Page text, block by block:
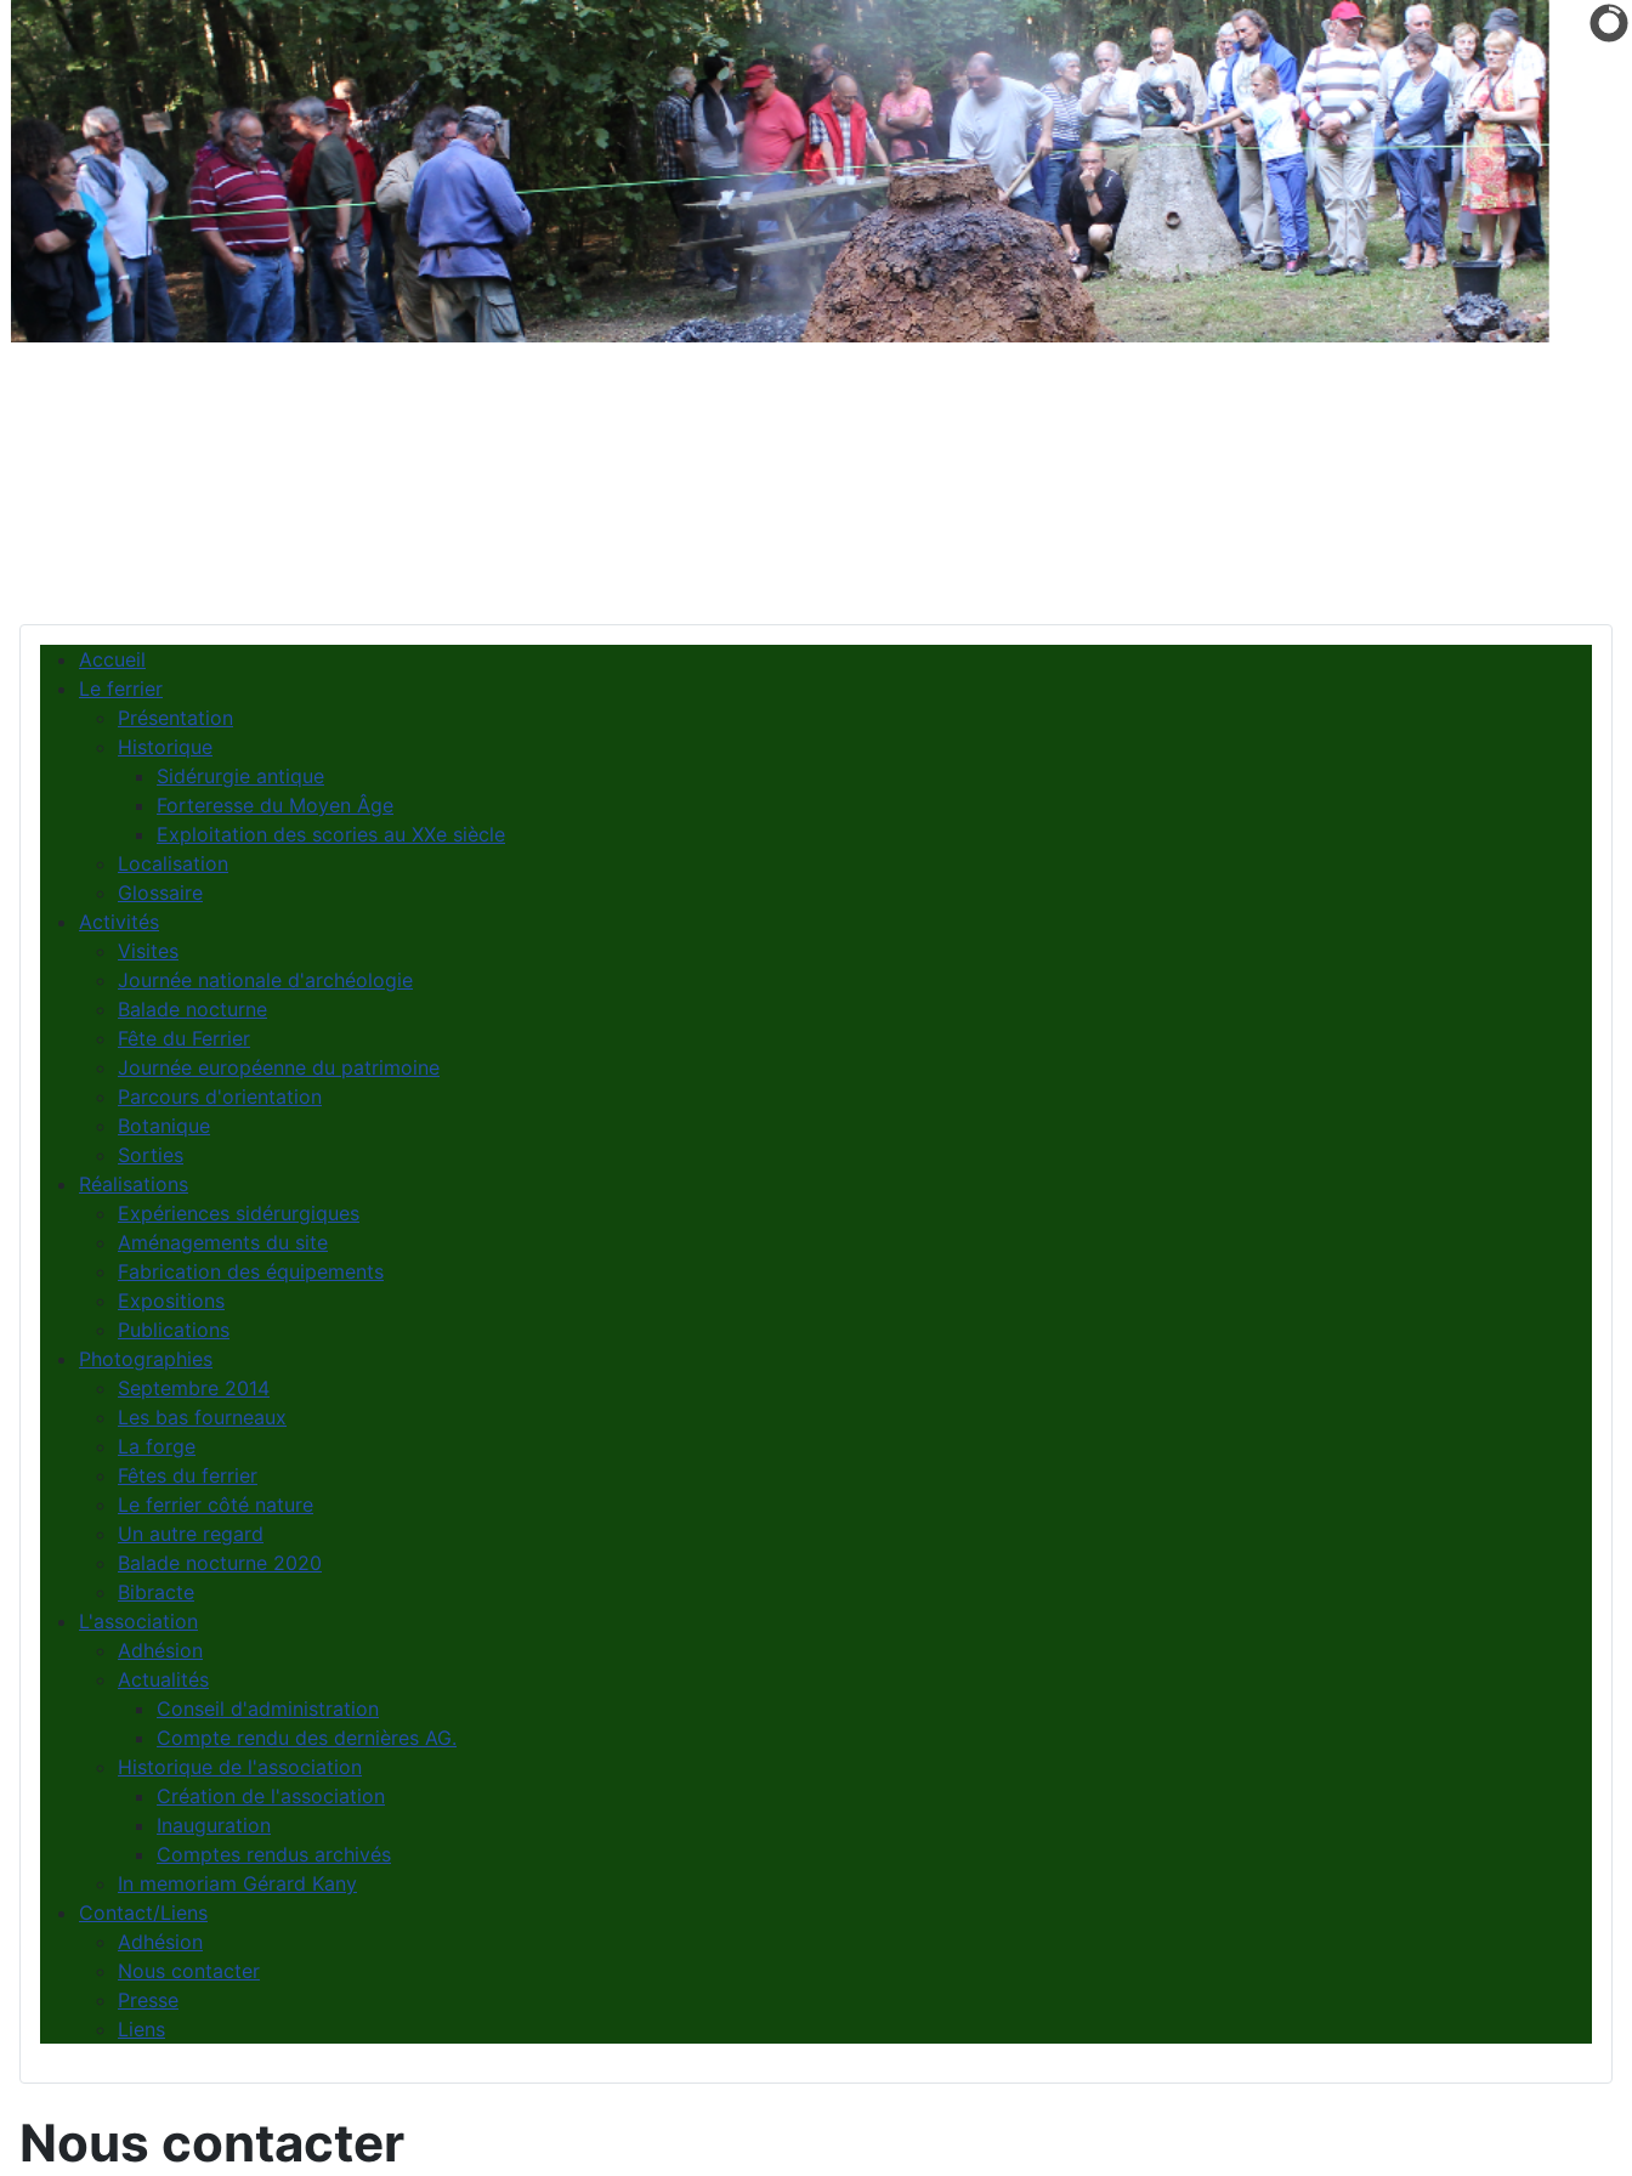
Accueil
Le ferrier
Présentation
Historique
Sidérurgie antique
Forteresse du Moyen Âge
Exploitation des scories au XXe siècle
Localisation
Glossaire
Activités
Visites
Journée nationale d'archéologie
Balade nocturne
Fête du Ferrier
Journée européenne du patrimoine
Parcours d'orientation
Botanique
Sorties
Réalisations
Expériences sidérurgiques
Aménagements du site
Fabrication des équipements
Expositions
Publications
Photographies
Septembre 2014
Les bas fourneaux
La forge
Fêtes du ferrier
Le ferrier côté nature
Un autre regard
Balade nocturne 2020
Bibracte
L'association
Adhésion
Actualités
Conseil d'administration
Compte rendu des dernières AG.
Historique de l'association
Création de l'association
Inauguration
Comptes rendus archivés
In memoriam Gérard Kany
Contact/Liens
Adhésion
Nous contacter
Presse
Liens
Nous contacter